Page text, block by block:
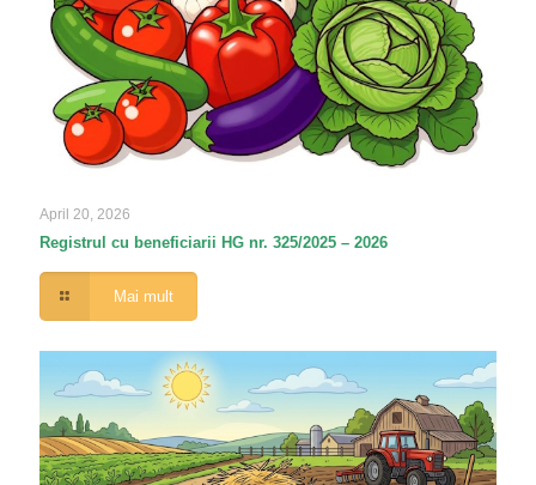
April 20, 2026
Registrul cu beneficiarii HG nr. 325/2025 – 2026
Mai mult